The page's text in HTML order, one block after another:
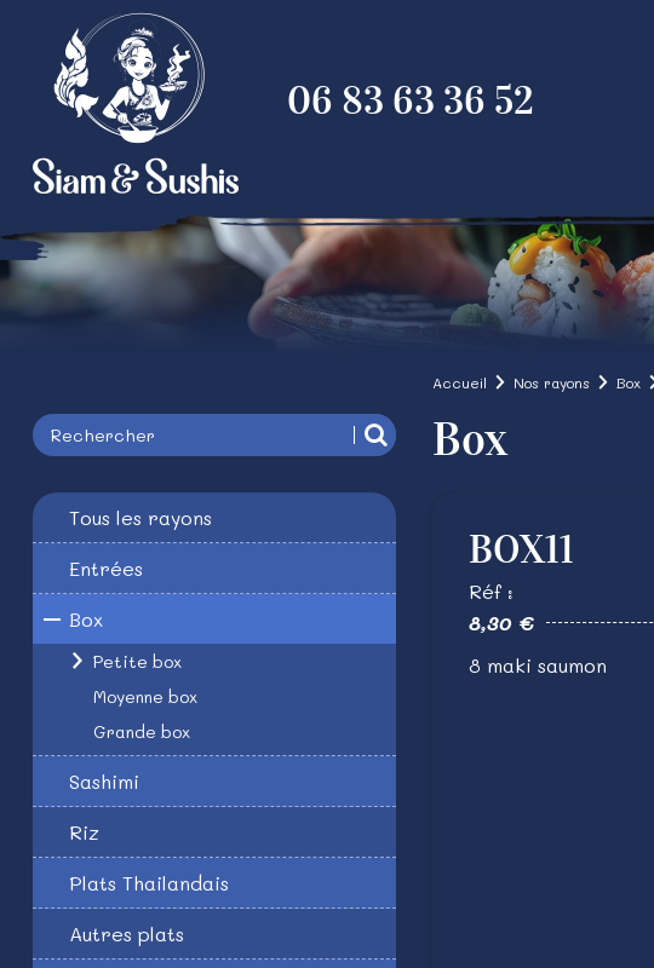
06 83 63 36 52
Accueil Nos rayons Box
Tous les rayons
Entrées
Box
Petite box
Moyenne box
Grande box
Sashimi
Riz
Plats Thailandais
Autres plats
Box
BOX11
Réf :
8,30 €
8 maki saumon